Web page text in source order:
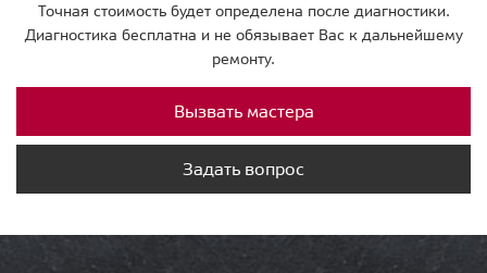
Точная стоимость будет определена после диагностики.
Диагностика бесплатна и не обязывает Вас к дальнейшему
ремонту.
Вызвать мастера
Задать вопрос